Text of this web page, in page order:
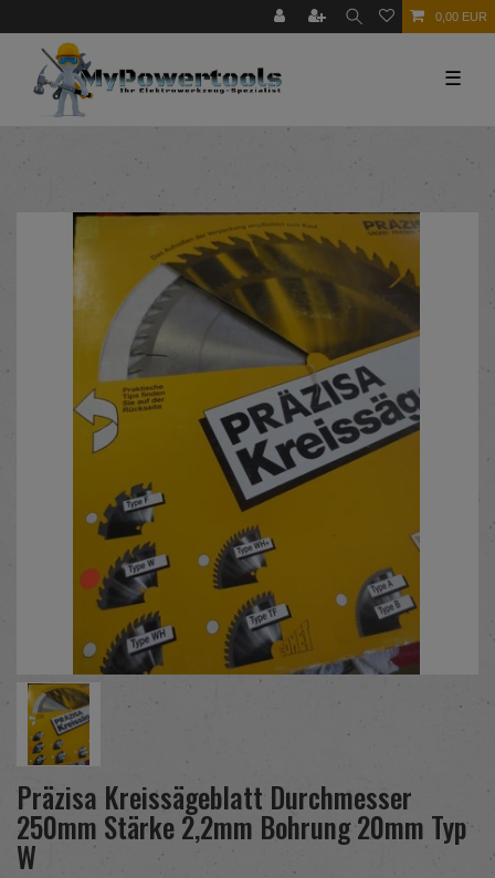
0,00 EUR
☰
Präzisa Kreissägeblatt Durchmesser
250mm Stärke 2,2mm Bohrung 20mm Typ
W